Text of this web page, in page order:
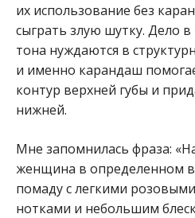
их использование без
сыграть злую шутку. Дело
тона нуждаются в
и именно карандаш
контур верхней губы и
нижней.
Мне запомнилась фраза:
женщина в определенном
помаду с легкими
нотками и небольшим